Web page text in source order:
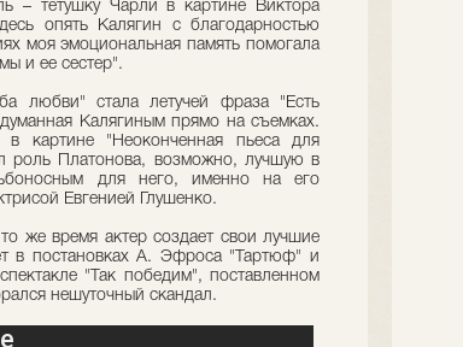
– тетушку Чарли в картине Виктора
опять Калягин с благодарностью
моя эмоциональная память помогала
и ее сестер".
любви" стала летучей фраза "Есть
Калягиным прямо на съемках.
картине "Неоконченная пьеса для
роль Платонова, возможно, лучшую в
для него, именно на его
Евгенией Глушенко.
же время актер создает свои лучшие
в постановках А. Эфроса "Тартюф" и
"Так победим", поставленном
нешуточный скандал.